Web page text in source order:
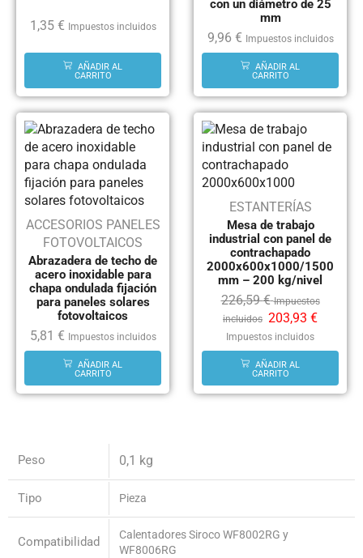
1,35 € Impuestos incluidos
AÑADIR AL
CARRITO
con un diámetro de 25
mm
9,96 € Impuestos incluidos
AÑADIR AL
CARRITO
ACCESORIOS PANELES
FOTOVOLTAICOS
Abrazadera de techo de
acero inoxidable para
chapa ondulada fijación
para paneles solares
fotovoltaicos
5,81 € Impuestos incluidos
AÑADIR AL
CARRITO
ESTANTERÍAS
Mesa de trabajo
industrial con panel de
contrachapado
2000x600x1000/1500
mm – 200 kg/nivel
226,59€ Impuestos
incluidos 203,93 €
Impuestos incluidos
AÑADIR AL
CARRITO
Peso 0,1 kg
Tipo Pieza
Compatibilidad
Calentadores Siroco WF8002RG y
WF8006RG